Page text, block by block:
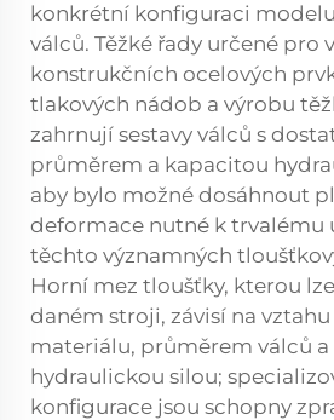
konkrétní konfiguraci
válců. Těžké řady určené pro
konstrukčních ocelových
tlakových nádob a výrobu
zahrnují sestavy válců s
průměrem a kapacitou
aby bylo možné dosáhnout
deformace nutné k trvalému
těchto významných
Horní mez tloušťky, kterou
daném stroji, závisí na
materiálu, průměrem válců
hydraulickou silou;
konfigurace jsou schopny